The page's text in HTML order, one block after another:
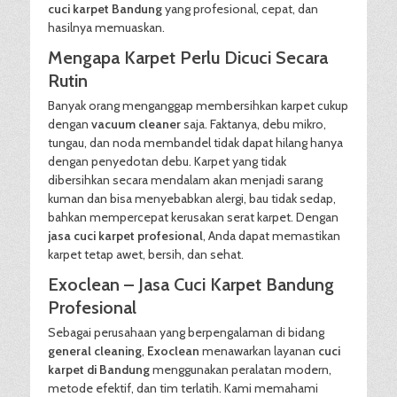
cuci karpet Bandungyang profesional, cepat, dan
hasilnya memuaskan.
Mengapa Karpet Perlu Dicuci Secara
Rutin
Banyak orang menganggap membersihkan karpet cukup
dengan vacuum cleanersaja. Faktanya, debu mikro,
tungau, dan noda membandel tidak dapat hilang hanya
dengan penyedotan debu. Karpet yang tidak
dibersihkan secara mendalam akan menjadi sarang
kuman dan bisa menyebabkan alergi, bau tidak sedap,
bahkan mempercepat kerusakan serat karpet. Dengan
jasa cuci karpet profesional, Anda dapat memastikan
karpet tetap awet, bersih, dan sehat.
Exoclean – Jasa Cuci Karpet Bandung
Profesional
Sebagai perusahaan yang berpengalaman di bidang
general cleaning, Exoclean menawarkan layanan cuci
karpet di Bandungmenggunakan peralatan modern,
metode efektif, dan tim terlatih. Kami memahami